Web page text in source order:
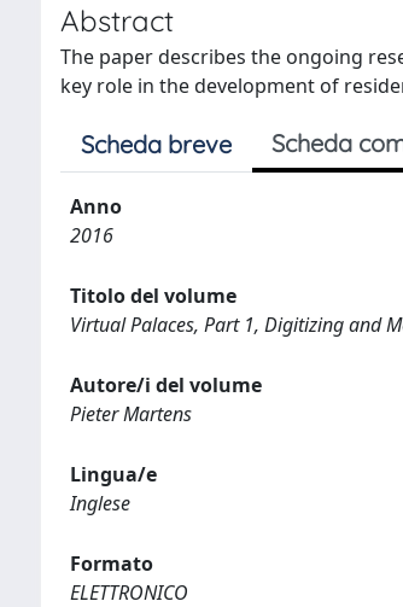
Abstract
The paper describes the ongoing
key role in the development of
Scheda breve Scheda
Anno
2016
Titolo del volume
Virtual Palaces, Part 1, Digitizing and
Autore/i del volume
Pieter Martens
Lingua/e
Inglese
Formato
ELETTRONICO